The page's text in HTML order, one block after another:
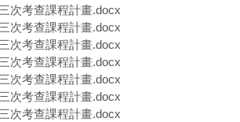
次考查課程計畫.docx
次考查課程計畫.docx
次考查課程計畫.docx
次考查課程計畫.docx
次考查課程計畫.docx
次考查課程計畫.docx
次考查課程計畫.docx